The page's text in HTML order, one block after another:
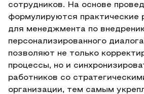
сотрудников. На основе
формулируются практические
для менеджмента по
персонализированного
позволяют не только
процессы, но и
работников со
организации, тем самым